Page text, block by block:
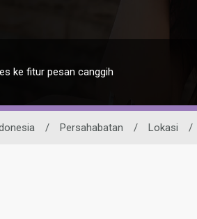
ke fitur pesan canggih
/ Persahabatan / Lokasi /